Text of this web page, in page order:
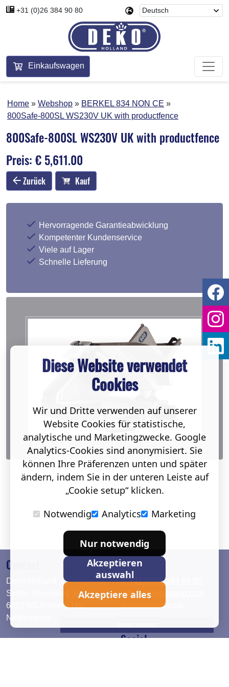
+31 (0)26 384 90 80
Einkaufswagen
Home Webshop
BERKEL 834 NON CE
800Safe-800SL WS230V UK with productfence
800Safe-800SL WS230V UK with productfence
Preis: € 5,611.00
Zurück Kauf
Hervorragende Garantieabwicklung
Kompetenter Kundenservice
Viele auf Lager
Schnelle Lieferung
Contact
Deko Holland
Simon Stevinweg 19
6827 BS Arnhem The
Netherlands
T. +31 (0)26 384 90 80
info@dekoholland.com
dekoholland.com
Social
Diese Website verwendet
Cookies
Wir und Dritte verwenden auf unserer
Website Cookies für statistische,
analytische und Marketingzwecke. Google
Analytics-Cookies sind anonymisiert. Sie
können Ihre Präferenzen unten und später
ändern, indem Sie in der unteren Leiste auf
„Cookie setup“ klicken.
Notwendig
Analytics Marketing
Nur notwendig
Akzeptieren
auswahl
Akzeptiere alles